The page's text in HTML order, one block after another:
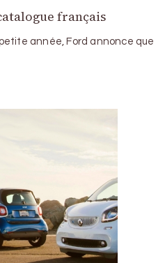
français
année, Ford annonce que